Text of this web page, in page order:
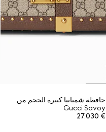
حافظة شمبانيا كبيرة الحجم من
Gucci Savoy
€ 27.030